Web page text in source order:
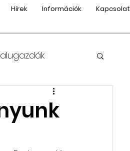
Hírek Információk Kapcsolat